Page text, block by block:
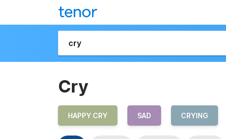
Cry
HAPPY CRY SAD CRYING